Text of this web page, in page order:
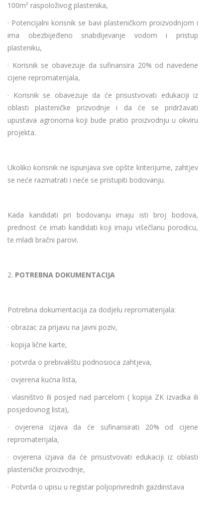
100m² raspoloživog plastenika,
· Potencijalni korisnik se bavi plasteničkom proizvodnjom i
ima obezbijeđeno snabdijevanje vodom i pristup
plasteniku,
· Korisnik se obavezuje da sufinansira 20% od navedene
cijene repromaterijala,
· Korisnik se obavezuje da će prisustvovati edukaciji iz
oblasti plasteničke prizvodnje i da će se pridržavati
upustava agronoma koji bude pratio proizvodnju u okviru
projekta.
Ukoliko korisnik ne ispunjava sve opšte kriterijume, zahtjev
se neće razmatrati i neće se pristupiti bodovanju.
Kada kandidati pri bodovanju imaju isti broj bodova,
prednost će imati kandidati koji imaju višečlanu porodicu,
te mladi bračni parovi.
2. POTREBNA DOKUMENTACIJA
Potrebna dokumentacija za dodjelu repromaterijala:
· obrazac za prijavu na Javni poziv,
· kopija lične karte,
· potvrda o prebivalištu podnosioca zahtjeva,
· ovjerena kućna lista,
· vlasništvo ili posjed nad parcelom ( kopija ZK izvadka ili
posjedovnog lista),
· ovjerena izjava da će sufinansirati 20% od cijene
repromaterijala,
· ovjerena izjava da će prisustvovati edukaciji iz oblasti
plasteničke proizvodnje,
· Potvrda o upisu u registar poljoprivrednih gazdinstava